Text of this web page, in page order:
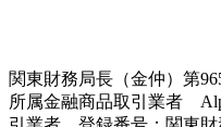
関東財務局長（金仲）第
所属金融商品取引業者